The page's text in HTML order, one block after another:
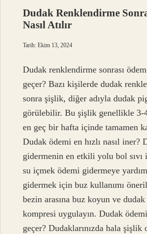
Dudak Renklendirme
Nasıl Atılır
Tarih: Ekim 13, 2024
Dudak renklendirme sonrası
geçer? Bazı kişilerde dudak
sonra şişlik, diğer adıyla dudak
görülebilir. Bu şişlik genellikle 3-
en geç bir hafta içinde tamamen
Dudak ödemi en hızlı nasıl iner?
gidermenin en etkili yolu bol
su içmek ödemi gidermeye
gidermek için buz kullanımı
bezin arasına buz koyun ve
kompresi uygulayın. Dudak
geçer? Dudaklarınızda hala şişlik